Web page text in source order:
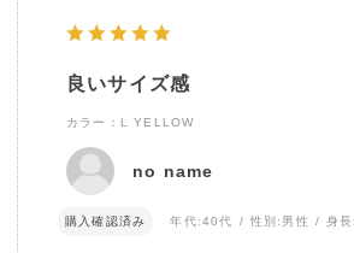
良いサイズ感
カラー：L YELLOW
no name
購入確認済み 年代:40代 性別: 男性 身長: